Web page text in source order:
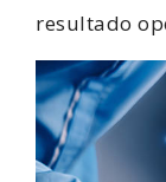
resultado